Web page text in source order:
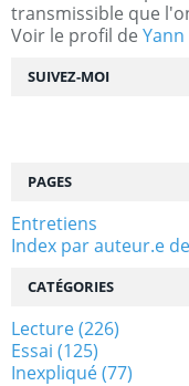
SUIVEZ-MOI
transmissible que
Voir le profil de
PAGES
Entretiens
Index par auteur.e
CATÉGORIES
Lecture(226)
Essai (125)
Inexpliqué(77)